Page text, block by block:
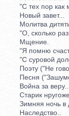
"С тех пор как
Новый завет...
Молитва
"О, сколько раз
Мщение.
"Я помню
"С суровой
Поэту ("Не
Песня
Война за веру..
Старик
Зимняя ночь в
Наследство..